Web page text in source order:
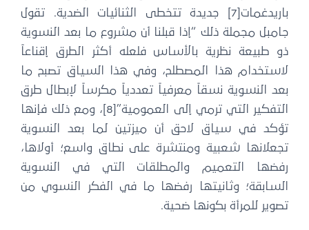
باريدغمات[7] جديدة تتخطى الثنائيات الضدية. تقول
جامبل مجملة ذلك “إذا قبلنا أن مشروع ما بعد النسوية
ذو طبيعة نظرية بالأساس فلعله أكثر الطرق إقناعاً
لاستخدام هذا المصطلح، وفي هذا السياق تصبح ما
بعد النسوية نسقاً معرفياً تعددياً مكرساً لإبطال طرق
التفكير التي ترمي إلى العمومية”[8]، ومع ذلك فإنها
تؤكد في سياق لاحق أن ميزتين لما بعد النسوية
تجعلانها شعبية ومنتشرة على نطاق واسع؛ أولاها،
رفضها التعميم والمطلقات التي في النسوية
السابقة؛ وثانيتها رفضها ما في الفكر النسوي من
تصوير للمرأة بكونها ضحية.